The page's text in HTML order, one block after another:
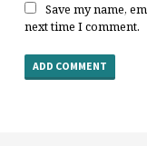
Save my name,
next time I comment.